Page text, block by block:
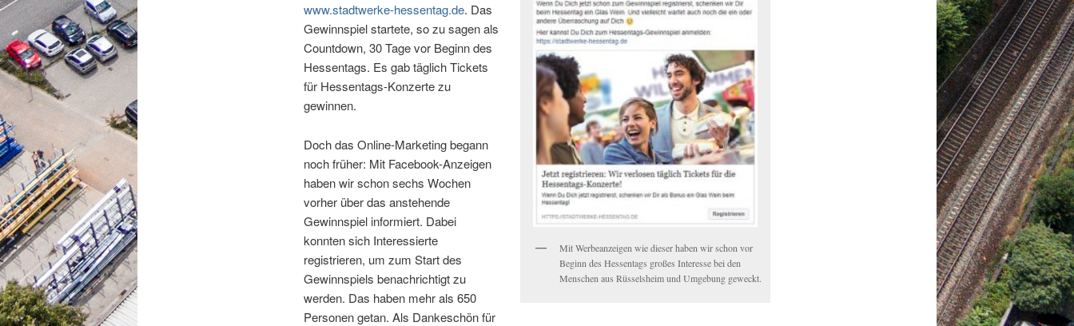
Mit Werbeanzeigen wie dieser haben wir schon vor
Beginn des Hessentags großes Interesse bei den
Menschen aus Rüsselsheim und Umgebung geweckt.
www.stadtwerke-hessentag.de. Das
Gewinnspiel startete, so zu sagen als
Countdown, 30 Tage vor Beginn des
Hessentags. Es gab täglich Tickets
für Hessentags-Konzerte zu
gewinnen.
Doch das Online-Marketing begann
noch früher: Mit Facebook-Anzeigen
haben wir schon sechs Wochen
vorher über das anstehende
Gewinnspiel informiert. Dabei
konnten sich Interessierte
registrieren, um zum Start des
Gewinnspiels benachrichtigt zu
werden. Das haben mehr als 650
Personen getan. Als Dankeschön für